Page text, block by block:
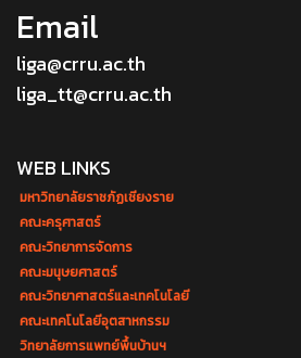
Email
liga@crru.ac.th
liga_tt@crru.ac.th
WEB LINKS
มหาวิทยาลัยราชภัฏเชียงราย
คณะครุศาสตร์
คณะวิทยาการจัดการ
คณะมนุษยศาสตร์
คณะวิทยาศาสตร์และเทคโนโลยี
คณะเทคโนโลยีอุตสาหกรรม
วิทยาลัยการแพทย์พื้นบ้านฯ